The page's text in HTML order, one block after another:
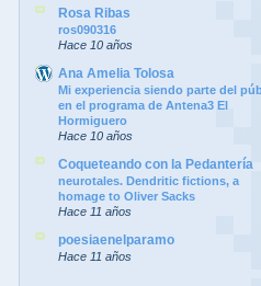
Rosa Ribas
ros090316
Hace 10 años
Ana Amelia Tolosa
Mi experiencia siendo parte del
en el programa de Antena3 El
Hormiguero
Hace 10 años
Coqueteando con la Pedantería
neurotales. Dendritic fictions, a
homage to Oliver Sacks
Hace 11 años
poesiaenelparamo
Hace 11 años